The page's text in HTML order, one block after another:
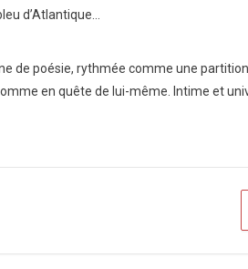
d’Atlantique…
de poésie, rythmée comme une
en quête de lui-même. Intime et